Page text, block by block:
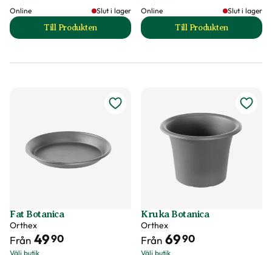
Online
Slut i lager
Till Produkten
till Fat Botanica produktsida
Online
Slut i lager
Till Produkten
till Fat Botanica
Fat Botanica
Orthex
Från 4990
Välj butik
Kruka Botanica
Orthex
Från 6990
Välj butik